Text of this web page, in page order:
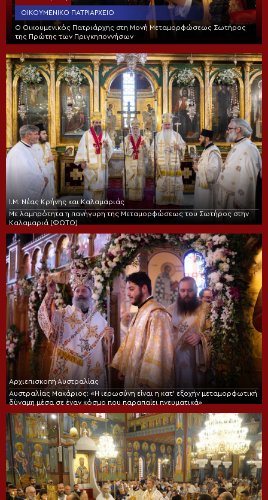
ΟΙΚΟΥΜΕΝΙΚΌ ΠΑΤΡΙΑΡΧΕΊΟ
Ο Οικουμενικός Πατριάρχης στη Μονή Μεταμορφώσεως Σωτήρος
της Πρώτης των Πριγκηποννήσων
Ι.Μ. Νέας Κρήνης και Καλαμαριάς
Με λαμπρότητα η πανήγυρη της Μεταμορφώσεως του Σωτήρος στην
Καλαμαριά (ΦΩΤΟ)
Αρχιεπισκοπή Αυστραλίας
Αυστραλίας Μακάριος: «Η ιερωσύνη είναι η κατ’ εξοχήν μεταμορφωτική
δύναμη μέσα σε έναν κόσμο που παραπαίει πνευματικά»